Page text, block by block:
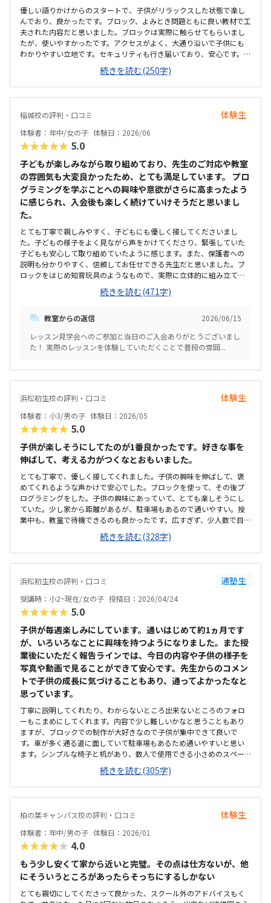
優しい語りかけからのスタートで、子供がリラックスした状態で楽し
んでおり、良かったです。ブロック、よみとき問題ともに良い教材で工
夫された内容だと思いました。ブロックは実際に触らせてもらいまし
たが、使いやすかったです。アクセスがよく、大通り沿いで子供にも
わかりやすい立地です。セキュリティも行き届いており、安心です。控
えスペースのデスクなどやや雑然とした印象がありましたが、子供達
がレッスンする場所は整理されていました。料金に関しては少々高い
印象がありますが、少人数制のためいたしかたないかと思いました。
続きを読む(250字)
稲城校の評判・口コミ 体験生
体験者：年中/女の子 体験日：2026/06
★★★★★ 5.0
子どもが楽しみながら取り組めており、先生のご対応や教室
の雰囲気も大変良かったため、とても満足しています。 プロ
グラミングを学ぶことへの興味や意欲がさらに高まったよう
に感じられ、入会後も楽しく続けていけそうだと思いまし
た。
とても丁寧で親しみやすく、子どもにも優しく接してくださいまし
た。子どもの様子をよく見ながら声をかけてくださり、緊張していた
子どもも安心して取り組めていたように感じます。また、保護者への
説明も分かりやすく、信頼してお任せできる先生だと思いました。ブ
ロックをはじめ知育玩具のようなもので、実際に立体的に組み立てて
見ることができたので体験を通して身につくなと感じました。駐車場
はありませんが広い道路沿いにあるご自宅なので問題ありませんでし
着いた雰囲気で、子どもが集中して学べる環境だと感じました。教室
印象を受けました。初めての体験でしたが、子どももリラックスして
取り組めていたように思います。隔週レッスンなので1回あたりは高く
妥当かと思います。これが正解！ではなく、目的が果たせれば自由に
組み立てて遊べたり何より先生が肯定的な言葉掛けをしていたので好
印象でした。
続きを読む(471字)
教室からの返信
2026/06/15
レッスン見学会へのご参加と当日のご入会ありがとうございまし
た！ 実際のレッスンを体験していただくことで普段の雰囲...
浜松初生校の評判・口コミ 体験生
体験者：小3/男の子 体験日：2026/05
★★★★★ 5.0
子供が楽しそうにしてたのが1番良かったです。好きな事を
伸ばして、考える力がつくなとおもいました。
とても丁寧で、優しく接してくれました。子供の興味を伸ばして、褒
めてくれるような声かけで安心でした。ブロックを使って、その後プ
ログラミングをした。子供の興味にあっていて、とても楽しそうにし
ていた。少し家から距離があるが、駐車場もあるので通いやすい。授
業中も、教室で待機できるのも良かったです。広すぎず、少人数で目が
届きやすくていいと思う。子供同士もお互いの作ったものなど見た
り、お互い話したりできそう。初期費用が少ないので助かります。入会
時にブロックなど購入が必要になると高額だと思うので、よかったで
す。子供の発想力、興味などに合わせて伸ばしていってもらえそうで
ク作りがとても楽しかったようです。
続きを読む(328字)
浜松初生校の評判・口コミ 通塾生
受講時：小2~現在/女の子 投稿日：2026/04/24
★★★★★ 5.0
子供が毎週楽しみにしています。通いはじめて約1ヵ月です
が、いろいろなことに興味を持つようになりました。また授
業後にいただく報告ラインでは、今日の内容や子供の様子を
写真や動画で見ることができて安心です。先生からのコメン
トで子供の成長に気づけることもあり、通ってよかったなと
思っています。
丁寧に説明してくれたり、わからないところ出来ないところのフォロ
ーもこまめにしてくれます。内容で少し難しいかなと思うこともあり
ますが、ブロックでの制作が大好きなので子供が集中できて良いで
す。車が多く通る道に面していて駐車場もあるため通いやすいと思い
ます。シンプルな椅子と机があり、数人で使用できる小さめのスペー
スに区切られているので、子供が集中して授業が受けられて良いで
す。毎月の授業料は想像していた金額と同じくらいでした。入会金な
ど他の費用については開始のタイミングがよく、無料だったのでとて
もありがたいです。最初は座って勉強しますが、その後習ったことを
続きを読む(305字)
柏の葉キャンパス校の評判・口コミ 体験生
体験者：年中/男の子 体験日：2026/01
★★★★★ 4.0
もう少し安くて家から近いと完璧。その点は仕方ないが、他
にそういうところがあったらそっちにするしかない
とても親切にしてくださって良かった、スクール外のアドバイスもく